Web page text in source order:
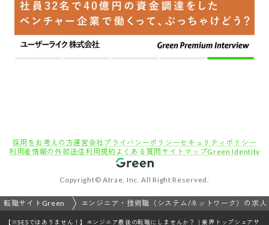
採用をお考えの方運営会社 プライバシーポリシーセキュリティポリシー
利用者情報の外部送信利用規約 よくある質問 サイトマップGreen Identity
Copyright© Atrae, Inc. All Right Reserved.
転職サイトGreen エンジニア・技術職（システム/ネットワーク）の求人
【※SESではありません！】エンジニア最後の転職にしませんか？｜業界トップシェアサ